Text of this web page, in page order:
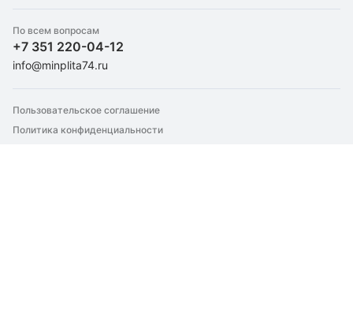
Для металлических дверей
Для перегородок
Для пола
Для теплого пола
Для труб
По всем вопросам
+7 351 220-04-12
info@minplita74.ru
Пользовательское соглашение
Политика конфиденциальности